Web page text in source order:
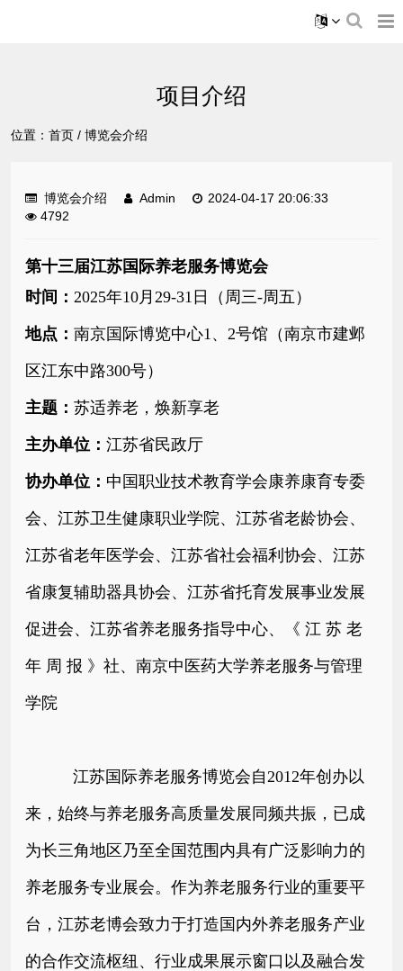
项目介绍
位置： 首页 / 博览会介绍
博览会介绍 Admin
2024-04-17 20:06:33
4792
第十三届江苏国际养老服务博览会
时间： 2025年10月29-31日（周三-周五）
地点： 南京国际博览中心1、2号馆（南京市建邺
区江东中路300号）
主题： 苏适养老，焕新享老
主办单位： 江苏省民政厅
协办单位： 中 国职业技术教育学会康养康育专委
会、江苏卫⽣健康职业学院、江苏省⽼龄协会、
江苏省⽼年医学会、江苏省社会福利协会、江苏
省康复辅助器具协会、江苏省托育发展事业发展
促进会、江苏省养⽼服务指导中⼼、《 江 苏 ⽼
年 周 报 》社、 南京中医药⼤学养⽼服务与管理
学院
江苏国际养老服务博览会自2012年创办以
来，始终与养老服务高质量发展同频共振，已成
为长三角地区乃至全国范围内具有广泛影响力的
养老服务专业展会。作为养老服务行业的重要平
台，江苏老博会致力于打造国内外养老服务产业
的合作交流枢纽、行业成果展示窗口以及融合发